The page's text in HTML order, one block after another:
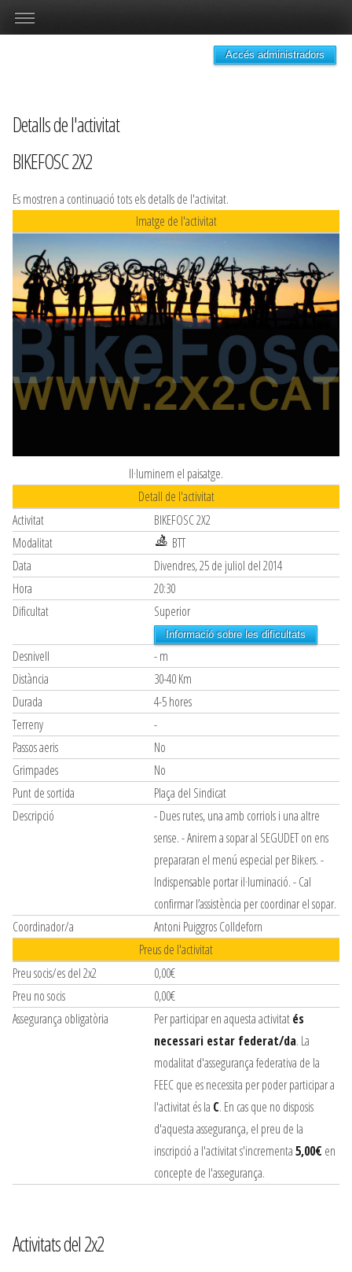
Accés administradors
Detalls de l'activitat
BIKEFOSC 2X2
Es mostren a continuació tots els detalls de l'activitat.
Imatge de l'activitat
Il·luminem el paisatge.
Detall de l'activitat
Activitat
BIKEFOSC 2X2
Modalitat
BTT
Data
Divendres, 25 de juliol del 2014
Hora
20:30
Dificultat
Superior
Informació sobre les dificultats
Desnivell
- m
Distància
30-40 Km
Durada
4-5 hores
Terreny
-
Passos aeris
No
Grimpades
No
Punt de sortida
Plaça del Sindicat
Descripció
- Dues rutes, una amb corriols i una altre
sense. - Anirem a sopar al SEGUDET on ens
prepararan el menú especial per Bikers. -
Indispensable portar il·luminació. - Cal
confirmar l’assistència per coordinar el sopar.
Coordinador/a
Antoni Puiggros Colldeforn
Preus de l'activitat
Preu socis/es del 2x2
0,00€
Preu no socis
0,00€
Assegurança obligatòria
Per participar en aquesta activitatés
necessari estar federat/da. La
modalitat d'assegurança federativa de la
FEEC que es necessita per poder participar a
l'activitat és la C. En cas que no disposis
d'aquesta assegurança, el preu de la
inscripció a l'activitat s'incrementa5,00€ en
concepte de l'assegurança.
Activitats del 2x2